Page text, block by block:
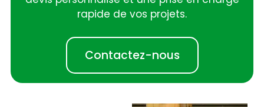
rapide de vos projets.
Contactez-nous